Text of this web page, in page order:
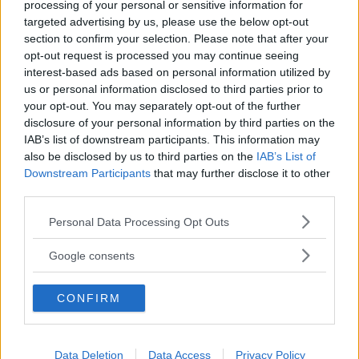
processing of your personal or sensitive information for
targeted advertising by us, please use the below opt-out
section to confirm your selection. Please note that after your
opt-out request is processed you may continue seeing
interest-based ads based on personal information utilized by
us or personal information disclosed to third parties prior to
your opt-out. You may separately opt-out of the further
disclosure of your personal information by third parties on the
IAB’s list of downstream participants. This information may
also be disclosed by us to third parties on the IAB’s List of
Downstream Participants that may further disclose it to other
Please note that this website/app uses one or more Google
not limited to your visit or usage behaviour. You may click to
use your data for below specified purposes in below Google
consent section.
Personal Data Processing Opt Outs
Google consents
CONFIRM
Data Deletion Data Access Privacy Policy
Läs Frias efterträdare!
Syreär Sveriges enda gröna dagstidning som
finns både digitalt och i tryck.
ANNONS
- Det är klart att den israeliska ockupationsmakten inte
rasar samman om vi avbryter det militära samarbetet.
Men det skulle sända en oerhört kraftig politisk signal,
och det handlar även om trovärdigheten för svensk
Rapporten kan läsas i sin helhet på
www.palestinagrupperna.se.